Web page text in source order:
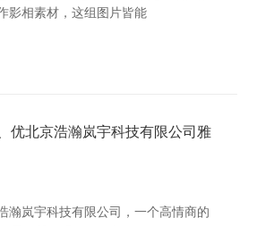
影相素材，这组图片皆能
优北京浩瀚岚宇科技有限公司雅
瀚岚宇科技有限公司，一个高情商的